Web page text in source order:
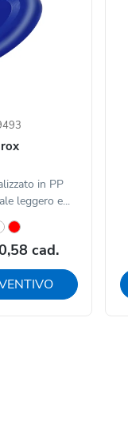
in PP
leggero e...
cad.